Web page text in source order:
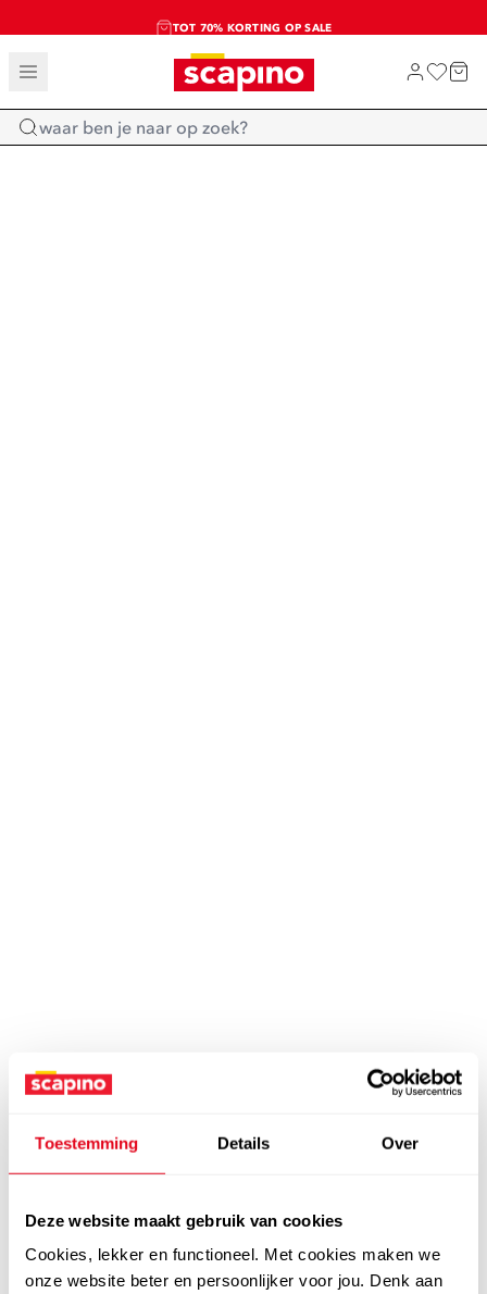
Toestemming Details Over
Deze website maakt gebruik van cookies
Cookies, lekker en functioneel. Met cookies maken we
onze website beter en persoonlijker voor jou. Denk aan
SALE: LAATSTE KANS!
SHOP NIEUW
Home